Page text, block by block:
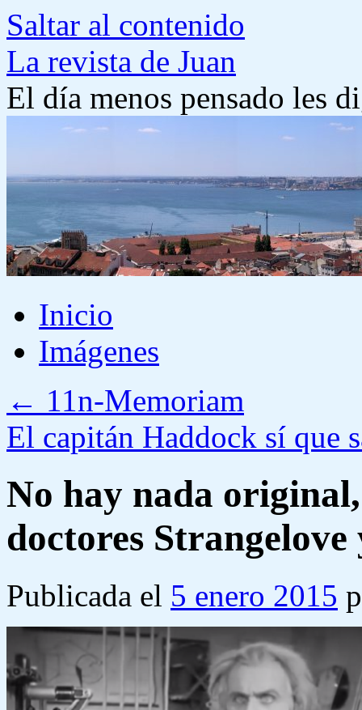
Saltar al contenido
La revista de Juan
El día menos pensado les
Inicio
Imágenes
← 11n-Memoriam
El capitán Haddock sí que
No hay nada
doctores
Publicada el 5 enero 2015